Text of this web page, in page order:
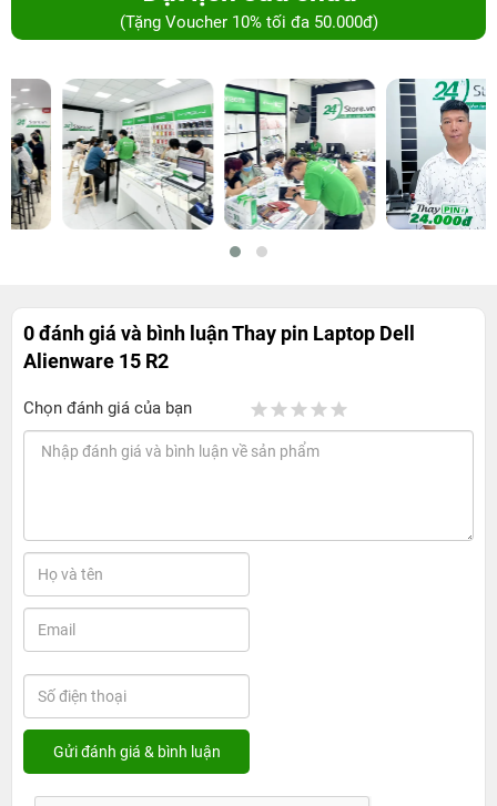
(Tặng Voucher 10% tối đa 50.000đ)
0 đánh giá và bình luậnThay pin Laptop Dell
Alienware 15 R2
Chọn đánh giá của bạn